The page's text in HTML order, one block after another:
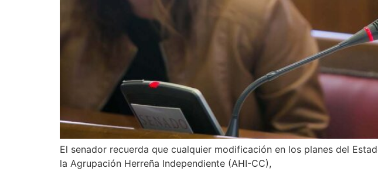
El senador recuerda que cualquier modificación en los planes del
la Agrupación Herreña Independiente (AHI-CC),